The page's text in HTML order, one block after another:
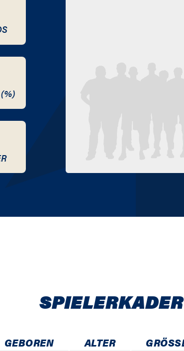
SPIELER­KADER
GEBOREN ALTER GRÖSSE